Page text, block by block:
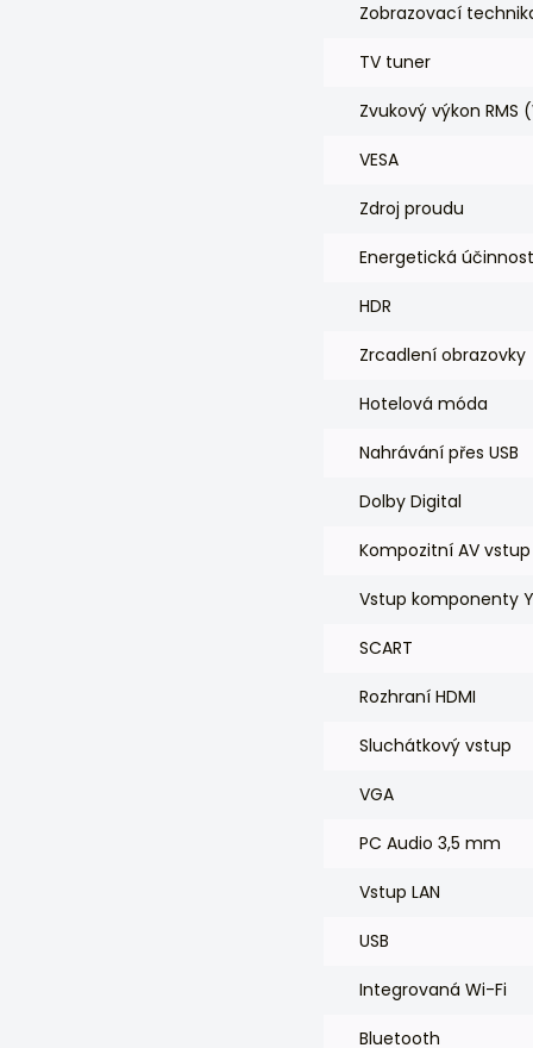
Zobrazovací
TV tuner
Zvukový výkon RMS
VESA
Zdroj proudu
Energetická účinnost
HDR
Zrcadlení obrazovky
Hotelová móda
Nahrávání přes USB
Dolby Digital
Kompozitní AV vstup
Vstup komponenty
SCART
Rozhraní HDMI
Sluchátkový vstup
VGA
PC Audio 3,5 mm
Vstup LAN
USB
Integrovaná Wi-Fi
Bluetooth